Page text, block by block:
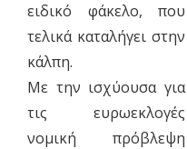
ειδικό φάκελο, που
τελικά καταλήγει στην
κάλπη.
Με την ισχύουσα για
τις ευρωεκλογές
νομική πρόβλεψη